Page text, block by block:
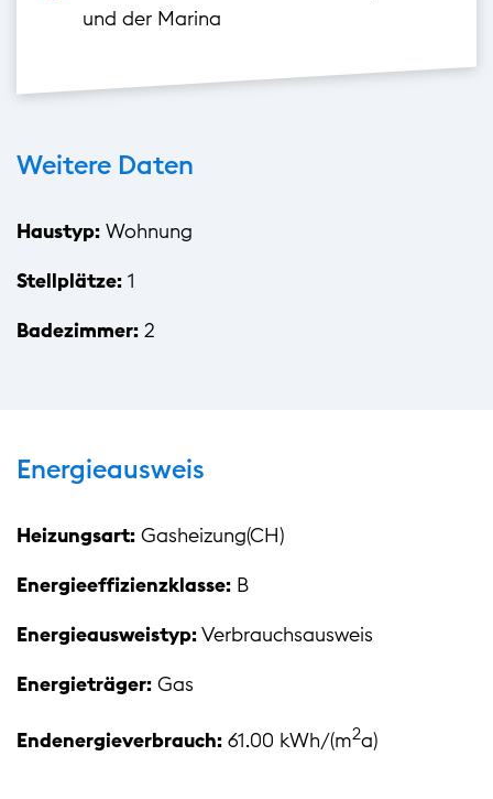
und der Marina
Weitere Daten
Haustyp: Wohnung
Stellplätze: 1
Badezimmer: 2
Energieausweis
Heizungsart: Gasheizung(CH)
Energieeffizienzklasse: B
Energieausweistyp:Verbrauchsausweis
Energieträger: Gas
Endenergieverbrauch: 61.00 kWh/(m2a)